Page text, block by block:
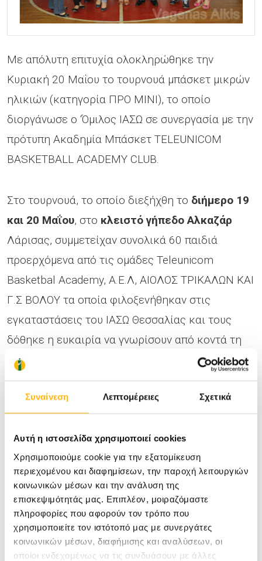
Συναίνεση Λεπτομέρειες Σχετικά
Αυτή η ιστοσελίδα χρησιμοποιεί cookies
Χρησιμοποιούμε cookie για την εξατομίκευση
περιεχομένου και διαφημίσεων, την παροχή λειτουργιών
κοινωνικών μέσων και την ανάλυση της
επισκεψιμότητάς μας. Επιπλέον, μοιραζόμαστε
πληροφορίες που αφορούν τον τρόπο που
χρησιμοποιείτε τον ιστότοπό μας με συνεργάτες
κοινωνικών μέσων, διαφήμισης και αναλύσεων, οι
οποίοι ενδεχομένως να τις συνδυάσουν με άλλες
Mε απόλυτη επιτυχία ολοκληρώθηκε την
Κυριακή 20 Μαΐου το τουρνουά μπάσκετ μικρών
ηλικιών (κατηγορία ΠΡΟ ΜΙΝΙ), το οποίο
διοργάνωσε ο ‘Όμιλος ΙΑΣΩ σε συνεργασία με την
πρότυπη Ακαδημία Μπάσκετ TELEUNICOM
BASKETBALL ACADEMY CLUB.
Στο τουρνουά, το οποίο διεξήχθη το διήμερο 19
και 20 Μαΐου, στο κλειστό γήπεδο Αλκαζάρ
Λάρισας, συμμετείχαν συνολικά 60 παιδιά
προερχόμενα από τις ομάδες Teleunicom
Basketbal Academy, Α.Ε.Λ, ΑΙΟΛΟΣ ΤΡΙΚΑΛΩΝ ΚΑΙ
Γ.Σ ΒΟΛΟΥ τα οποία φιλοξενήθηκαν στις
εγκαταστάσεις του ΙΑΣΩ Θεσσαλίας και τους
δόθηκε η ευκαιρία να γνωρίσουν από κοντά τη
μεγαλύτερη ιδιωτική κλινική της περιφέρειας
καθώς επίσης και τη δυνατότητα ενός
προληπτικού ελέγχου εντελώς δωρεάν. Ο όμιλος
προαγωγή του αθλητικού πνεύματος, στηρίζει
τις διοργανώσεις που αφορούν τον αθλητισμό
και την υγεία και θα καταβάλει κάθε δυνατή
προσπάθεια για τη στήριξη των αθλημάτων και
ειδικά των παιδιών.